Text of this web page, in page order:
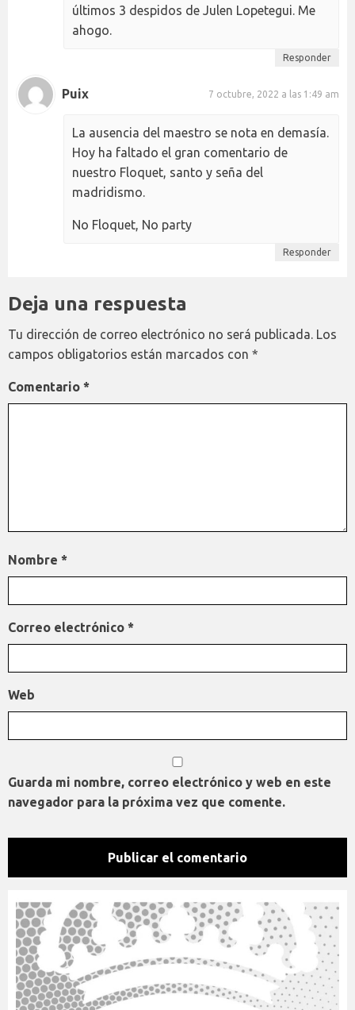
últimos 3 despidos de Julen Lopetegui. Me
ahogo.
Responder
Puix 7 octubre, 2022 a las 1:49 am
La ausencia del maestro se nota en demasía.
Hoy ha faltado el gran comentario de
nuestro Floquet, santo y seña del
madridismo.
No Floquet, No party
Responder
Deja una respuesta
Tu dirección de correo electrónico no será publicada. Los
campos obligatorios están marcados con *
Comentario *
Nombre *
Correo electrónico *
Web
Guarda mi nombre, correo electrónico y web en este
navegador para la próxima vez que comente.